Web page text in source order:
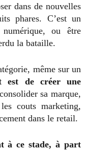
dans de nouvelles
phares. C’est un
ou être
la bataille.
même sur un
est de créer une
sa marque,
couts marketing,
dans le retail.
à ce stade, à part